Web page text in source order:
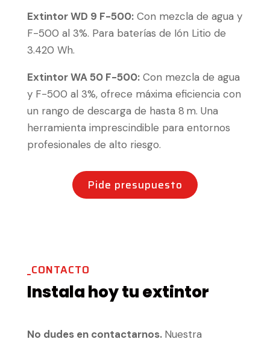
Extintor WD 9 F-500:Con mezcla de agua y
F-500 al 3%. Para baterías de Ión Litio de
3.420 Wh.
Extintor WA 50 F-500:Con mezcla de agua
y F-500 al 3%, ofrece máxima eficiencia con
un rango de descarga de hasta 8 m. Una
herramienta imprescindible para entornos
profesionales de alto riesgo.
Pide presupuesto
_CONTACTO
Instala hoy tu extintor
No dudes en contactarnos. Nuestra